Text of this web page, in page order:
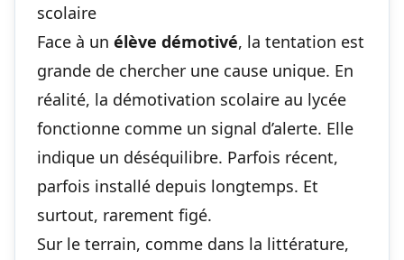
scolaire
Face à un élève démotivé, la tentation est
grande de chercher une cause unique. En
réalité, la démotivation scolaire au lycée
fonctionne comme un signal d’alerte. Elle
indique un déséquilibre. Parfois récent,
parfois installé depuis longtemps. Et
surtout, rarement figé.
Sur le terrain, comme dans la littérature,